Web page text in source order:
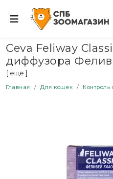
Ceva Feliway
диффузора
коррекции
мл
[ ещё ]
Главная Для кошек Контроль